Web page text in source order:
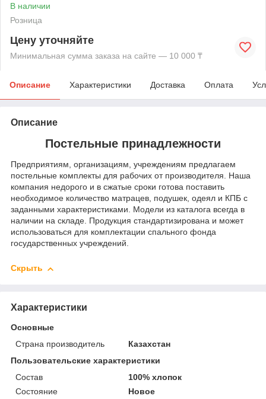
В наличии
Розница
Цену уточняйте
Минимальная сумма заказа на сайте — 10 000 ₸
Описание Характеристики Доставка Оплата
Описание
Постельные принадлежности
Предприятиям, организациям, учреждениям предлагаем
постельные комплекты для рабочих от производителя. Наша
компания недорого и в сжатые сроки готова поставить
необходимое количество матрацев, подушек, одеял и КПБ с
заданными характеристиками. Модели из каталога всегда в
наличии на складе. Продукция стандартизирована и может
использоваться для комплектации спального фонда
государственных учреждений.
Скрыть
Характеристики
Основные
Страна производитель
Казахстан
Пользовательские характеристики
Состав
100% хлопок
Состояние
Новое